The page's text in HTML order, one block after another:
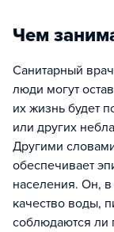
Чем
Санитарный
люди могут
их жизнь будет
или других
Другими
обеспечивает
населения. Он, в
качество воды,
соблюдаются ли